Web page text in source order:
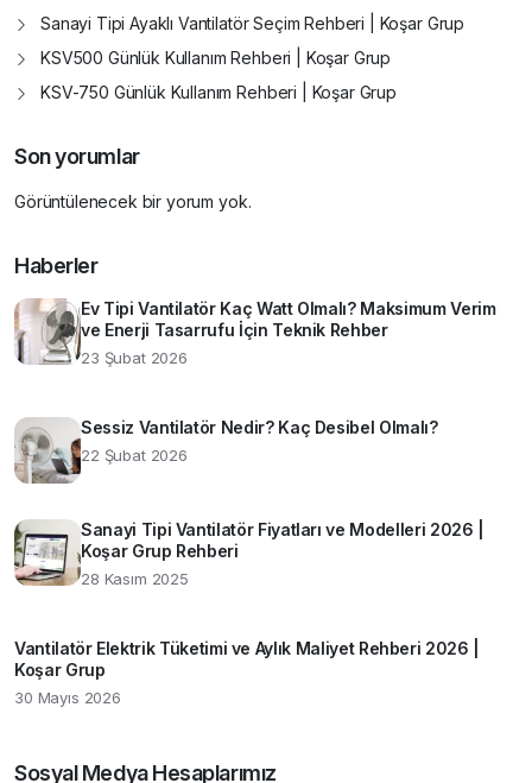
Sanayi Tipi Ayaklı Vantilatör Seçim Rehberi | Koşar Grup
KSV500 Günlük Kullanım Rehberi | Koşar Grup
KSV-750 Günlük Kullanım Rehberi | Koşar Grup
Son yorumlar
Görüntülenecek bir yorum yok.
Haberler
Ev Tipi Vantilatör Kaç Watt Olmalı? Maksimum Verim
ve Enerji Tasarrufu İçin Teknik Rehber
23 Şubat 2026
Sessiz Vantilatör Nedir? Kaç Desibel Olmalı?
22 Şubat 2026
Sanayi Tipi Vantilatör Fiyatları ve Modelleri 2026 |
Koşar Grup Rehberi
28 Kasım 2025
Vantilatör Elektrik Tüketimi ve Aylık Maliyet Rehberi 2026 |
Koşar Grup
30 Mayıs 2026
Sosyal Medya Hesaplarımız